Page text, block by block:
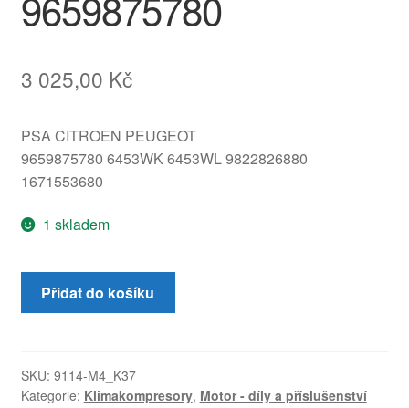
3 025,00 Kč
PSA CITROEN PEUGEOT
9659875780 6453WK 6453WL 9822826880
1671553680
1 skladem
Klimakompresor
zánovní
1355F
9659875780
Přidat do košíku
SKU: 9114-M4_K37
Kategorie: Klimakompresory, Motor - díly a příslušenství